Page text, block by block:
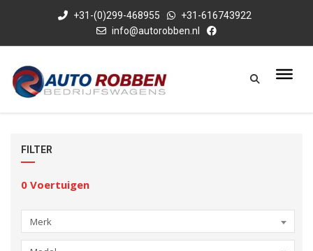
+31-(0)299-468955
+31-616743922
info@autorobben.nl
FILTER
0 Voertuigen
Merk